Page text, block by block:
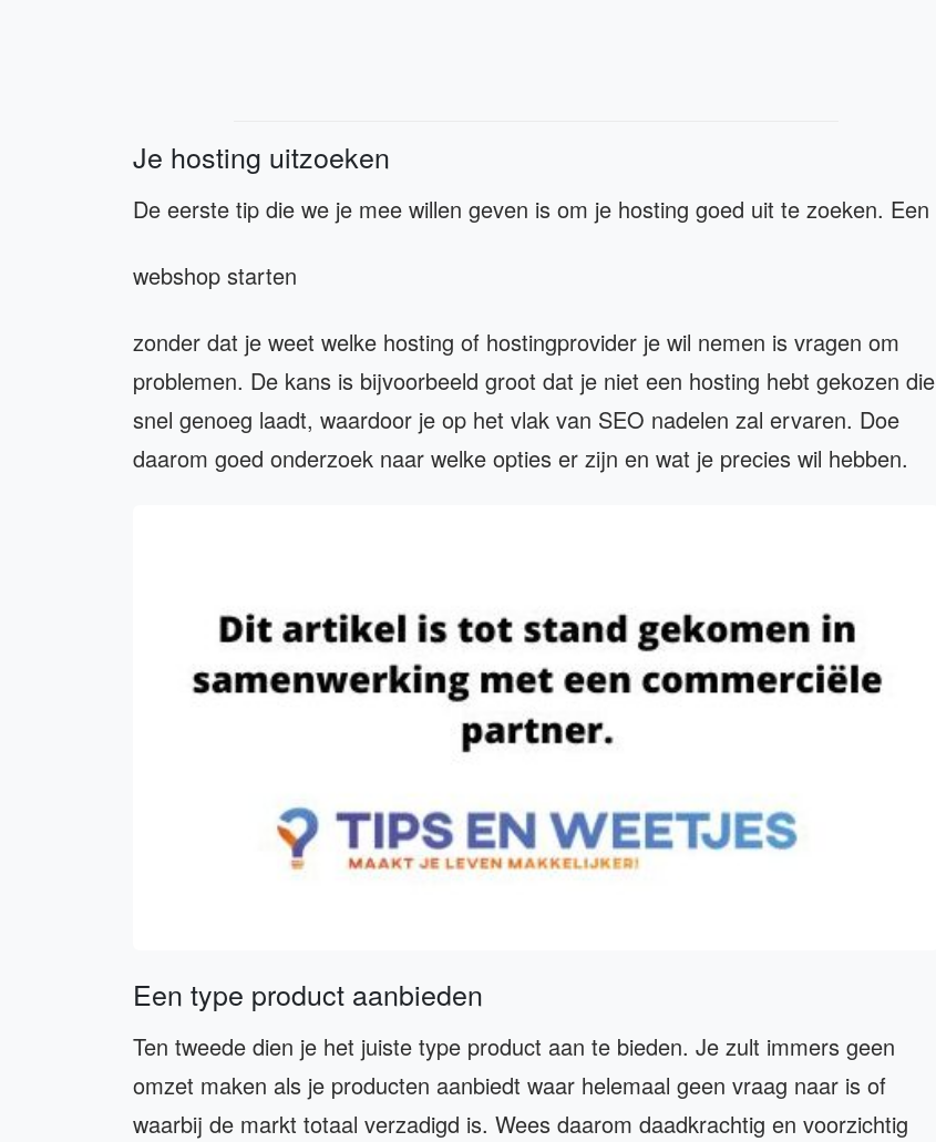
Je hosting uitzoeken
De eerste tip die we je mee willen geven is om je hosting goed uit te zoeken. Een
webshop starten
zonder dat je weet welke hosting of hostingprovider je wil nemen is vragen om
problemen. De kans is bijvoorbeeld groot dat je niet een hosting hebt gekozen die
snel genoeg laadt, waardoor je op het vlak van SEO nadelen zal ervaren. Doe
daarom goed onderzoek naar welke opties er zijn en wat je precies wil hebben.
Een type product aanbieden
Ten tweede dien je het juiste type product aan te bieden. Je zult immers geen
omzet maken als je producten aanbiedt waar helemaal geen vraag naar is of
waarbij de markt totaal verzadigd is. Wees daarom daadkrachtig en voorzichtig